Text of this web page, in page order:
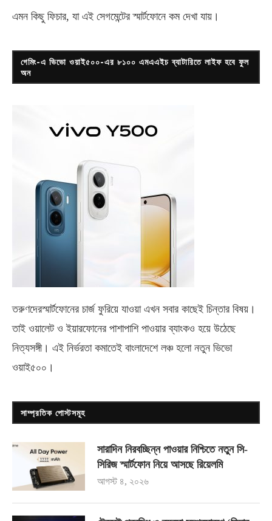
এমন কিছু ফিচার, যা এই সেগমেন্টের স্মার্টফোনে কম দেখা যায়।
গেমিং-এ ভিভো ওয়াই৫০০-এর ৮১০০ এমএএইচ ব্যাটারিতে লাইফ হবে ফুল
অন
তরুণদেরস্মার্টফোনের চার্জ ফুরিয়ে যাওয়া এখন সবার কাছেই চিন্তার বিষয়।
তাই ওয়ালেট ও ইয়ারফোনের পাশাপাশি পাওয়ার ব্যাংকও হয়ে উঠেছে
নিত্যসঙ্গী। এই নির্ভরতা কমাতেই বাংলাদেশে লঞ্চ হলো নতুন ভিভো
ওয়াই৫০০ ।
সাম্প্রতিক পোস্টসমূহ
সারাদিন নিরবচ্ছিন্ন পাওয়ার নিশ্চিতে নতুন সি-
সিরিজ স্মার্টফোন নিয়ে আসছে রিয়েলমি
আগস্ট ৪, ২০২৬